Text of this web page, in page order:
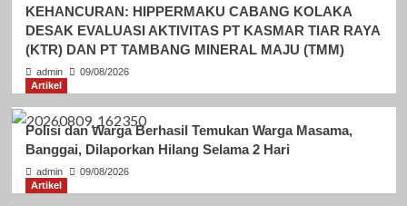
KEHANCURAN: HIPPERMAKU CABANG KOLAKA
DESAK EVALUASI AKTIVITAS PT KASMAR TIAR RAYA
(KTR) DAN PT TAMBANG MINERAL MAJU (TMM)
admin
09/08/2026
Artikel
Polisi dan Warga Berhasil Temukan Warga Masama,
Banggai, Dilaporkan Hilang Selama 2 Hari
admin
09/08/2026
Artikel